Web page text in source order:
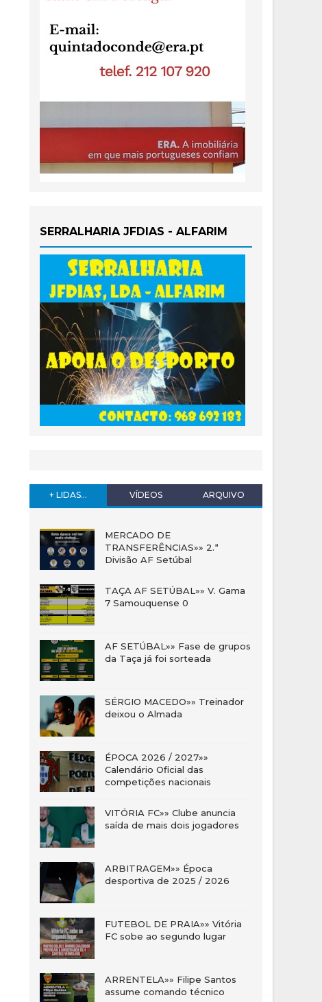
SERRALHARIA JFDIAS - ALFARIM
+ LIDAS... VÍDEOS ARQUIVO
MERCADO DE
TRANSFERÊNCIAS»» 2.ª
Divisão AF Setúbal
TAÇA AF SETÚBAL»» V. Gama
7 Samouquense 0
AF SETÚBAL»» Fase de grupos
da Taça já foi sorteada
SÉRGIO MACEDO»» Treinador
deixou o Almada
ÉPOCA 2026 / 2027»»
Calendário Oficial das
competições nacionais
VITÓRIA FC»» Clube anuncia
saída de mais dois jogadores
ARBITRAGEM»» Época
desportiva de 2025 / 2026
FUTEBOL DE PRAIA»» Vitória
FC sobe ao segundo lugar
ARRENTELA»» Filipe Santos
assume comando técnico